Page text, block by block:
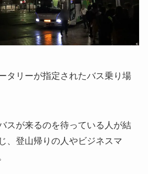
タリーが指定されたバス乗り場
スが来るのを待っている人が結
、登山帰りの人やビジネスマ